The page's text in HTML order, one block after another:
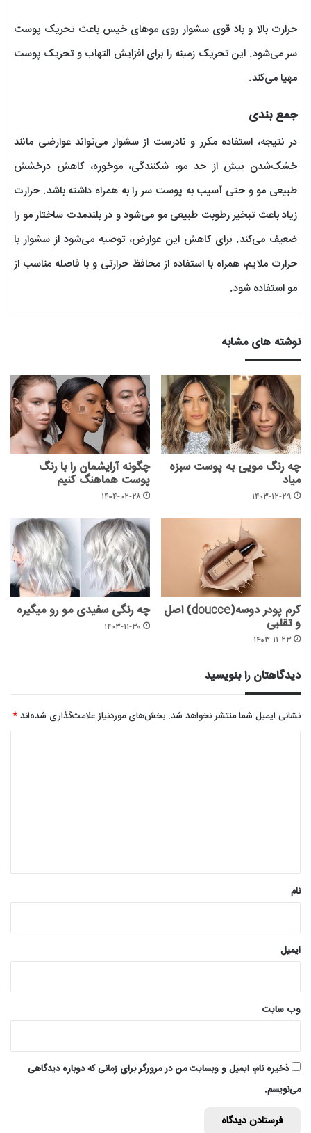
حرارت بالا و باد قوی سشوار روی موهای خیس باعث تحریک پوست
سر می‌شود. این تحریک زمینه را برای افزایش التهاب و تحریک پوست
مهیا می‌کند.
جمع بندی
در نتیجه، استفاده مکرر و نادرست از سشوار می‌تواند عوارضی مانند
خشک‌شدن بیش از حد مو، شکنندگی، موخوره، کاهش درخشش
طبیعی مو و حتی آسیب به پوست سر را به همراه داشته باشد. حرارت
زیاد باعث تبخیر رطوبت طبیعی مو می‌شود و در بلندمدت ساختار مو را
ضعیف می‌کند. برای کاهش این عوارض، توصیه می‌شود از سشوار با
حرارت ملایم، همراه با استفاده از محافظ حرارتی و با فاصله مناسب از
مو استفاده شود.
نوشته های مشابه
چه رنگ مویی به پوست سبزه
میاد
۱۴۰۳-۱۲-۲۹
چگونه آرایشمان را با رنگ
پوست هماهنگ کنیم
۱۴۰۴-۰۲-۲۸
کرم پودر دوسه(doucce) اصل
و تقلبی
۱۴۰۳-۱۱-۲۳
چه رنگی سفیدی مو رو میگیره
۱۴۰۳-۱۱-۳۰
دیدگاهتان را بنویسید
نشانی ایمیل شما منتشر نخواهد شد. بخش‌های موردنیاز علامت‌گذاری شده‌اند*
نام
ایمیل
وب‌ سایت
ذخیره نام، ایمیل و وبسایت من در مرورگر برای زمانی که دوباره دیدگاهی
می‌نویسم.